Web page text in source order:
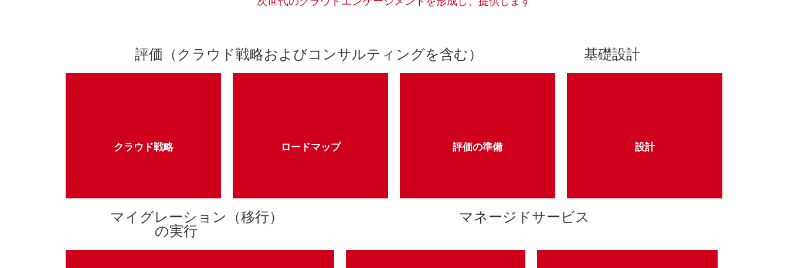
評価（クラウド戦略およびコンサルティングを含む） 基礎設計
クラウド戦略
TCO（総所有コスト）とともにクラウ
ド導入戦略を定義します
ロードマップ
クラウドのロードマップ（計画）を定
義された戦略に合わせて提供します。
評価の準備
移行の前提条件の役割を果たす詳細な
評価を準備します。
設計
クラウドアーキテクチャを設計、実装
します
マイグレーション（移行）
の実行
マネージドサービス